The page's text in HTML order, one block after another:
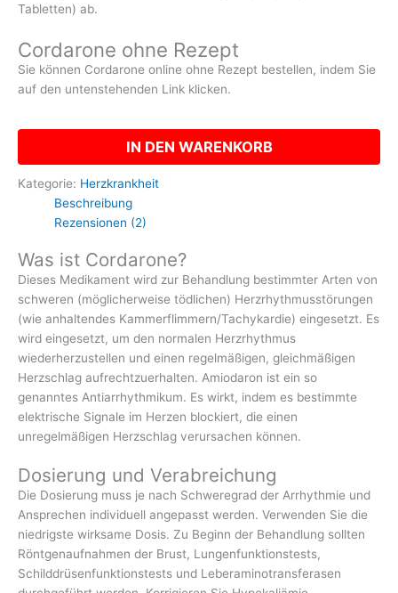
Tabletten) ab.
Cordarone ohne Rezept
Sie können Cordarone online ohne Rezept bestellen, indem Sie
auf den untenstehenden Link klicken.
IN DEN WARENKORB
Kategorie: Herzkrankheit
Beschreibung
Rezensionen (2)
Was ist Cordarone?
Dieses Medikament wird zur Behandlung bestimmter Arten von
schweren (möglicherweise tödlichen) Herzrhythmusstörungen
(wie anhaltendes Kammerflimmern/Tachykardie) eingesetzt. Es
wird eingesetzt, um den normalen Herzrhythmus
wiederherzustellen und einen regelmäßigen, gleichmäßigen
Herzschlag aufrechtzuerhalten. Amiodaron ist ein so
genanntes Antiarrhythmikum. Es wirkt, indem es bestimmte
elektrische Signale im Herzen blockiert, die einen
unregelmäßigen Herzschlag verursachen können.
Dosierung und Verabreichung
Die Dosierung muss je nach Schweregrad der Arrhythmie und
Ansprechen individuell angepasst werden. Verwenden Sie die
niedrigste wirksame Dosis. Zu Beginn der Behandlung sollten
Röntgenaufnahmen der Brust, Lungenfunktionstests,
Schilddrüsenfunktionstests und Leberaminotransferasen